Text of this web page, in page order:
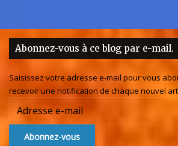
Abonnez-vous à ce blog par e-mail.
Saisissez votre adresse e-mail pour vous
recevoir une notification de chaque nouvel
Abonnez-vous